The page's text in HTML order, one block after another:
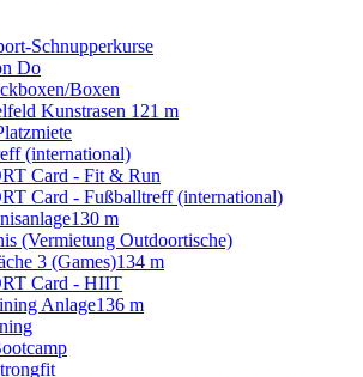
Schnupperkurse
Do
Boxen
Kunstrasen 121 m
(international)
Card - Fit & Run
Card - Fußballtreff (international)
130 m
(Vermietung Outdoortische)
3 (Games)134 m
Card - HIIT
Anlage136 m